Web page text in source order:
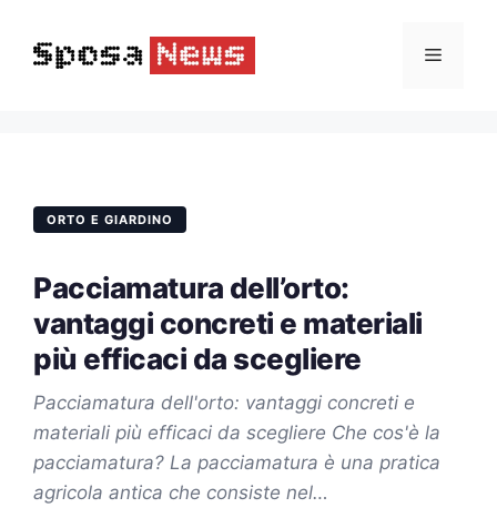
contenuto
Menu
ORTO E GIARDINO
Pacciamatura dell’orto:
vantaggi concreti e materiali
più efficaci da scegliere
Pacciamatura dell'orto: vantaggi concreti e
materiali più efficaci da scegliere Che cos'è la
pacciamatura? La pacciamatura è una pratica
agricola antica che consiste nel…